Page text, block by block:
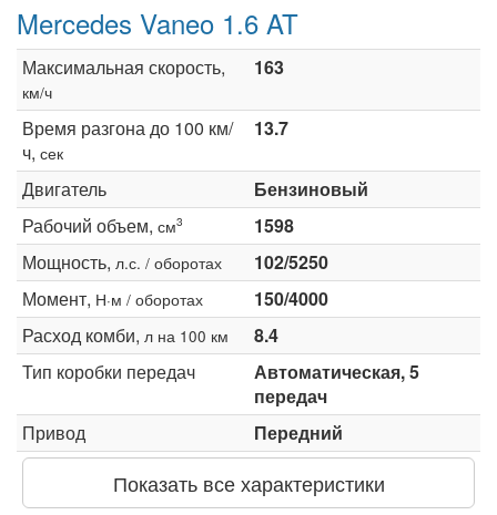
Mercedes Vaneo 1.6 AT
Максимальная скорость,
км/ч
163
Время разгона до 100 км/
ч, сек
13.7
Двигатель
Бензиновый
Рабочий объем, см3
1598
Мощность, л.с. / оборотах
102/5250
Момент, Н·м / оборотах
150/4000
Расход комби, л на 100 км
8.4
Тип коробки передач
Автоматическая, 5
передач
Привод
Передний
Показать все характеристики